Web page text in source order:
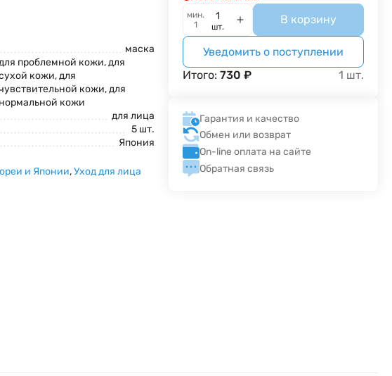
маска
проблемной кожи, для
кожи, для
кожи, для
нормальной кожи
для лица
5 шт.
Япония
и Японии,Уход для лица
мин.
1
шт.
В корзину
Уведомить о поступлении
Итого:730₽ 1 шт.
Гарантия и качество
Обмен или возврат
On-line оплата на сайте
Обратная связь